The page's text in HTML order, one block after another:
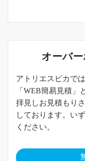
オーバ
アトリエスピカで
「WEB簡易見積
拝見しお見積もり
しております。い
ください。